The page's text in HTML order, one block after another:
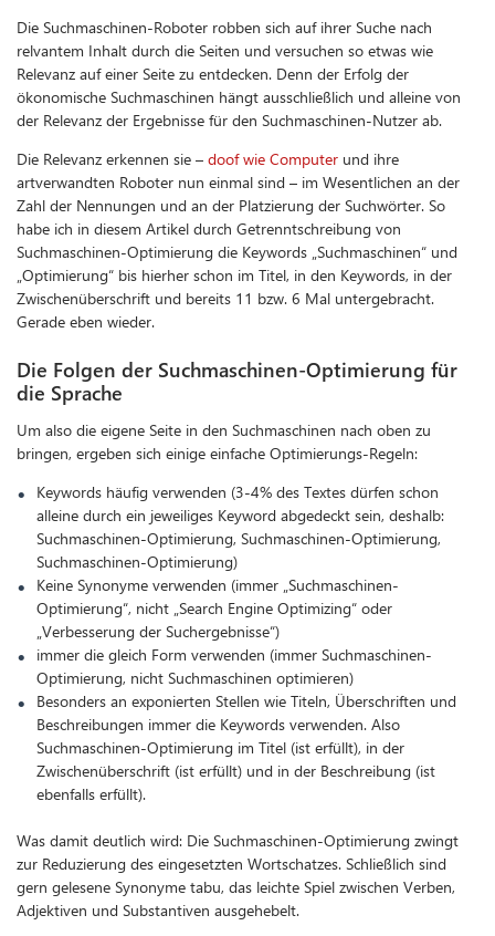
Die Suchmaschinen-Roboter robben sich auf ihrer Suche nach
relvantem Inhalt durch die Seiten und versuchen so etwas wie
Relevanz auf einer Seite zu entdecken. Denn der Erfolg der
ökonomische Suchmaschinen hängt ausschließlich und alleine von
der Relevanz der Ergebnisse für den Suchmaschinen-Nutzer ab.
Die Relevanz erkennen sie – doof wie Computer und ihre
artverwandten Roboter nun einmal sind – im Wesentlichen an der
Zahl der Nennungen und an der Platzierung der Suchwörter. So
habe ich in diesem Artikel durch Getrenntschreibung von
Suchmaschinen-Optimierung die Keywords „Suchmaschinen“ und
„Optimierung“ bis hierher schon im Titel, in den Keywords, in der
Zwischenüberschrift und bereits 11 bzw. 6 Mal untergebracht.
Gerade eben wieder.
Die Folgen der Suchmaschinen-Optimierung für
die Sprache
Um also die eigene Seite in den Suchmaschinen nach oben zu
bringen, ergeben sich einige einfache Optimierungs-Regeln:
Keywords häufig verwenden (3-4% des Textes dürfen schon
alleine durch ein jeweiliges Keyword abgedeckt sein, deshalb:
Suchmaschinen-Optimierung, Suchmaschinen-Optimierung,
Suchmaschinen-Optimierung)
Keine Synonyme verwenden (immer „Suchmaschinen-
Optimierung“, nicht „Search Engine Optimizing“ oder
„Verbesserung der Suchergebnisse“)
immer die gleich Form verwenden (immer Suchmaschinen-
Optimierung, nicht Suchmaschinen optimieren)
Besonders an exponierten Stellen wie Titeln, Überschriften und
Beschreibungen immer die Keywords verwenden. Also
Suchmaschinen-Optimierung im Titel (ist erfüllt), in der
Zwischenüberschrift (ist erfüllt) und in der Beschreibung (ist
ebenfalls erfüllt).
Was damit deutlich wird: Die Suchmaschinen-Optimierung zwingt
zur Reduzierung des eingesetzten Wortschatzes. Schließlich sind
gern gelesene Synonyme tabu, das leichte Spiel zwischen Verben,
Adjektiven und Substantiven ausgehebelt.